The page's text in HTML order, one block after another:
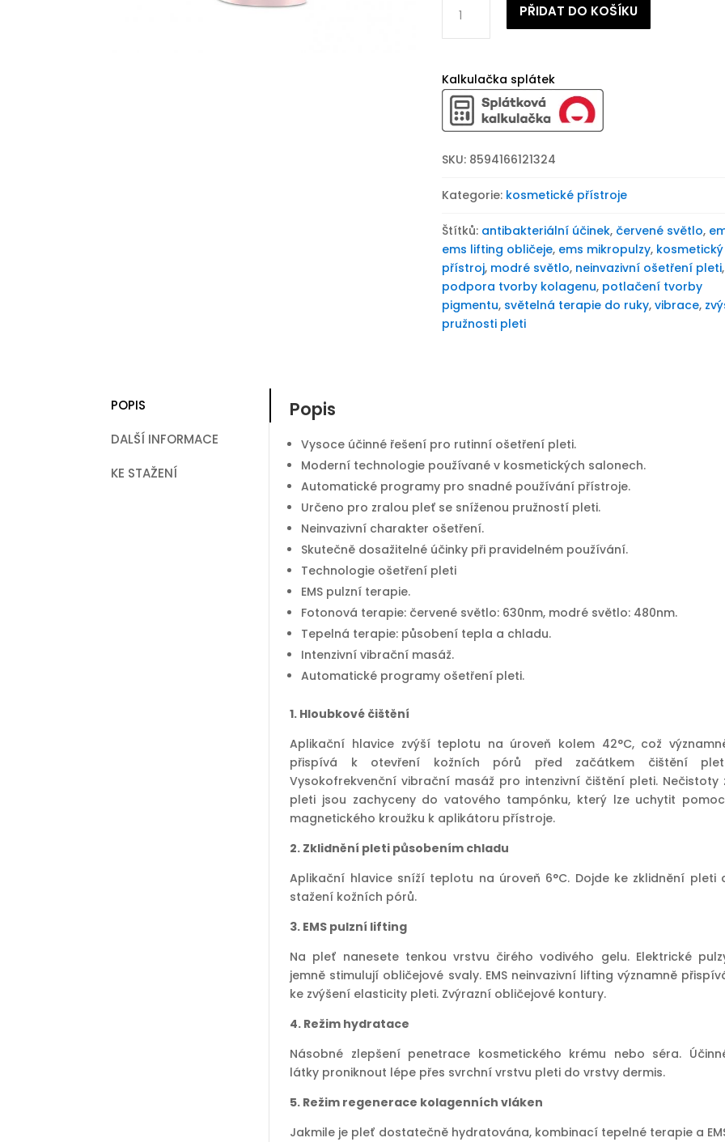
přístroj
Beautyrelax
Compact
množství
PŘIDAT DO KOŠÍKU
Kalkulačka splátek
SKU: 8594166121324
Kategorie: kosmetické přístroje
Štítků: antibakteriální účinek, červené světlo,
ems lifting obličeje, ems mikropulzy, kosmetický
přístroj, modré světlo, neinvazivní ošetření pleti,
podpora tvorby kolagenu, potlačení tvorby
pigmentu, světelná terapie do ruky,vibrace,
pružnosti pleti
POPIS
DALŠÍ INFORMACE
KE STAŽENÍ
Popis
Vysoce účinné řešení pro rutinní ošetření pleti.
Moderní technologie používané v kosmetických salonech.
Automatické programy pro snadné používání přístroje.
Určeno pro zralou pleť se sníženou pružností pleti.
Neinvazivní charakter ošetření.
Skutečně dosažitelné účinky při pravidelném používání.
Technologie ošetření pleti
EMS pulzní terapie.
Fotonová terapie: červené světlo: 630nm, modré světlo: 480nm.
Tepelná terapie: působení tepla a chladu.
Intenzivní vibrační masáž.
Automatické programy ošetření pleti.
1. Hloubkové čištění
Aplikační hlavice zvýší teplotu na úroveň kolem 42°C, což
přispívá k otevření kožních pórů před začátkem čištění
Vysokofrekvenční vibrační masáž pro intenzivní čištění pleti. Nečistoty
pleti jsou zachyceny do vatového tampónku, který lze uchytit
magnetického kroužku k aplikátoru přístroje.
2. Zklidnění pleti působením chladu
Aplikační hlavice sníží teplotu na úroveň 6°C. Dojde ke zklidnění pleti
stažení kožních pórů.
3. EMS pulzní lifting
Na pleť nanesete tenkou vrstvu čirého vodivého gelu. Elektrické
jemně stimulují obličejové svaly. EMS neinvazivní lifting významně
ke zvýšení elasticity pleti. Zvýrazní obličejové kontury.
4. Režim hydratace
Násobné zlepšení penetrace kosmetického krému nebo séra.
látky proniknout lépe přes svrchní vrstvu pleti do vrstvy dermis.
5. Režim regenerace kolagenních vláken
Jakmile je pleť dostatečně hydratována, kombinací tepelné terapie a